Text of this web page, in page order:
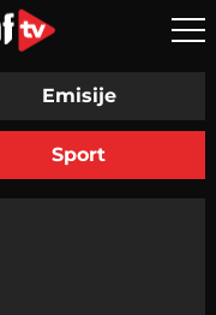
Emisije
Sport